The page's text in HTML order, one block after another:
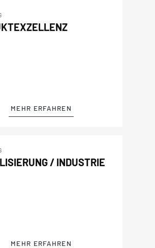
MEHR ERFAHREN
/ INDUSTRIE
MEHR ERFAHREN